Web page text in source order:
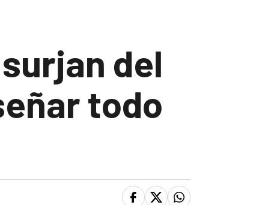
del
todo